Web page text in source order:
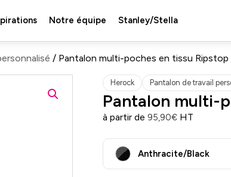
Notre équipe Stanley/Stella
/ Pantalon multi-poches en tissu Ripstop
Herock Pantalon de travail
Pantalon multi-
à partir de 95,90€ HT
Anthracite/Black